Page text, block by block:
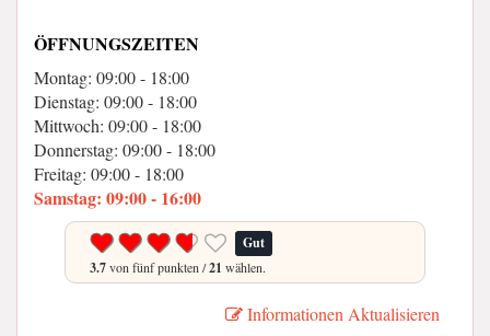
ÖFFNUNGSZEITEN
Montag: 09:00 - 18:00
Dienstag: 09:00 - 18:00
Mittwoch: 09:00 - 18:00
Donnerstag: 09:00 - 18:00
Freitag: 09:00 - 18:00
Samstag: 09:00 - 16:00
Gut
3.7von fünf punkten /21 wählen.
Informationen Aktualisieren